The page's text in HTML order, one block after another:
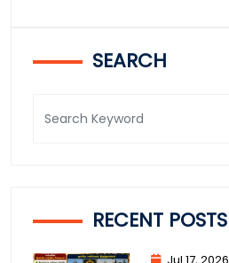
SEARCH
RECENT POSTS